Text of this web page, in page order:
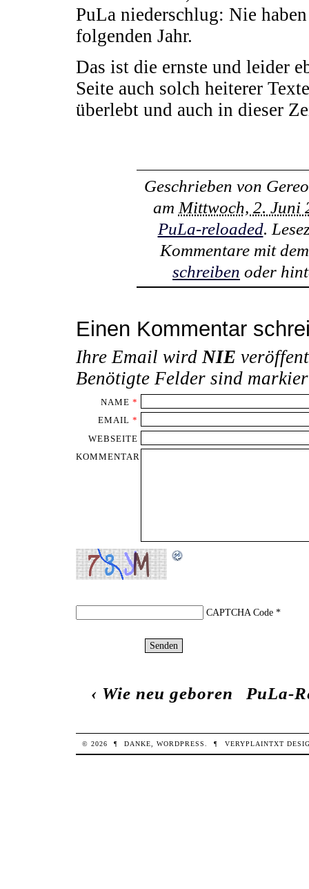
PuLa niederschlug: Nie
folgenden Jahr.
Das ist die ernste und leider
Seite auch solch heiterer
überlebt und auch in dieser
Geschrieben von
am Mittwoch, 2. Juni
PuLa-reloaded.
Kommentare mit
schreiben oder
Einen Kommentar
Ihre Email wirdNIE
Benötigte Felder sind
NAME *
EMAIL *
WEBSEITE
KOMMENTAR
CAPTCHA Code*
‹ Wie neu geboren PuLa-
© 2026 ¶ DANKE,WORDPRESS ¶ VERYPLAINTXT